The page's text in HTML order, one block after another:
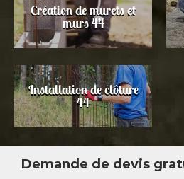
Création de murets et
murs 44
Installation de clôture
44
Demande de devis